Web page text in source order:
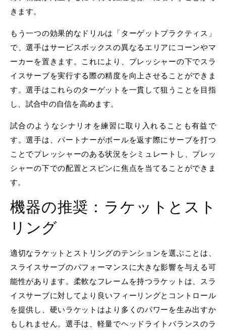
きます。
もう一つの効果的なドリルは「ターゲットプラクティス」
で、選手はサービスボックスの異なるエリアにコーンやマ
ーカーを置きます。これにより、プレッシャーの下でスラ
イスサーブを実行する際の精度を向上させることができま
す。選手はこれらのターゲットを一貫して狙うことを目指
し、試合中の自信を高めます。
試合のようなシナリオを練習に取り入れることも有益で
す。選手は、パートナーがボールを返す際にサーブを打つ
ことでプレッシャーのある状況をシミュレートし、プレッ
シャーの下での配置とスピンに焦点を当てることができま
す。
機器の推奨：ラケットとスト
リング
適切なラケットとストリングのテンションを選ぶことは、
スライスサーブのパフォーマンスに大きな影響を与える可
能性があります。柔軟なフレームを持つラケットは、スラ
イスサーブに対してより良いフィーリングとコントロール
を提供し、硬いラケットはより多くのパワーを生み出すか
もしれません。選手は、軽量でヘッドライトバランスのラ